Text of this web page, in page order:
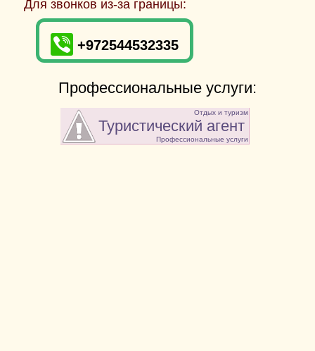
Для звонков из-за границы:
+972544532335
Профессиональные услуги:
Профессиональные услуги
Отдых и туризм
Туристический агент